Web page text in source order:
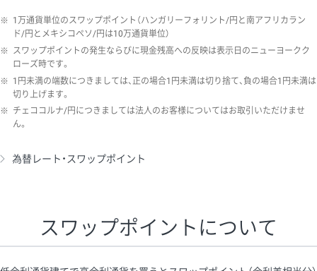
※ 1万通貨単位のスワップポイント（ハンガリーフォリント/円と南アフリカラン
ド/円とメキシコペソ/円は10万通貨単位）
※ スワップポイントの発生ならびに現金残高への反映は表示日のニューヨークク
ローズ時です。
※ 1円未満の端数につきましては、正の場合1円未満は切り捨て、負の場合1円未満は
切り上げます。
※ チェココルナ/円につきましては法人のお客様についてはお取引いただけませ
ん。
為替レート・スワップポイント
スワップポイントについて